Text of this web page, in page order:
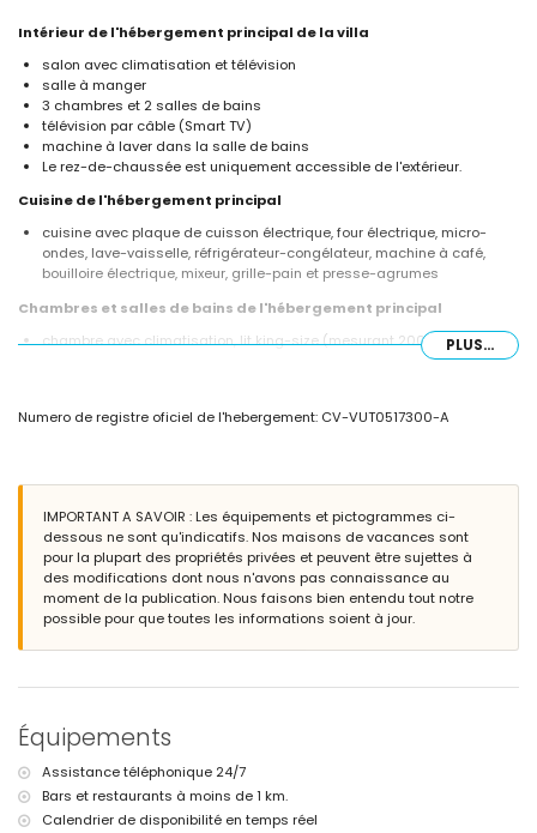
Intérieur de l'hébergement principal de la villa
salon avec climatisation et télévision
salle à manger
3 chambres et 2 salles de bains
télévision par câble (Smart TV)
machine à laver dans la salle de bains
Le rez-de-chaussée est uniquement accessible de l'extérieur.
Cuisine de l'hébergement principal
cuisine avec plaque de cuisson électrique, four électrique, micro-
ondes, lave-vaisselle, réfrigérateur-congélateur, machine à café,
bouilloire électrique, mixeur, grille-pain et presse-agrumes
Chambres et salles de bains de l'hébergement principal
chambre avec climatisation, lit king-size (mesurant 200 par 200 cm)
salle de bain en suite avec lavabo, douche et toilettes
chambre avec climatisation, 2 lits simples (mesurant 200 par 90 cm)
et salle de bain en suite
salle de bain en suite avec lavabo, douche et toilettes
Extérieur de la villa
grand terrain clôturé
profondeur
douche extérieure
espace salon et salle à manger en plein air
2 places de parking privées
Informations supplémentaires
PLUS...
Numero de registre oficiel de l'hebergement: CV-VUT0517300-A
IMPORTANT A SAVOIR : Les équipements et pictogrammes ci-
dessous ne sont qu'indicatifs. Nos maisons de vacances sont
pour la plupart des propriétés privées et peuvent être sujettes à
des modifications dont nous n'avons pas connaissance au
moment de la publication. Nous faisons bien entendu tout notre
possible pour que toutes les informations soient à jour.
Équipements
Assistance téléphonique 24/7
Bars et restaurants à moins de 1 km.
Calendrier de disponibilité en temps réel